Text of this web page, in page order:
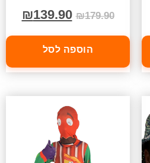
₪179.90
₪139.90
הוספה לסל